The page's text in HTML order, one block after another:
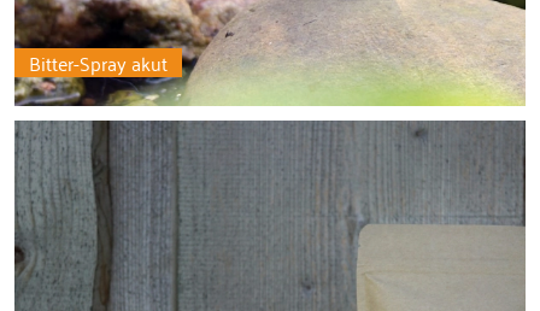
Bitter-Spray akut